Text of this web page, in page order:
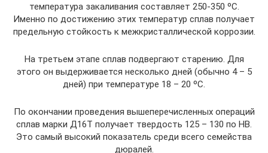
температура закаливания составляет 250-350 ºC.
Именно по достижению этих температур сплав получает
предельную стойкость к межкристаллической коррозии.
На третьем этапе сплав подвергают старению. Для
этого он выдерживается несколько дней (обычно 4 – 5
дней) при температуре 18 – 20 ºC.
По окончании проведения вышеперечисленных операций
сплав марки Д16Т получает твердость 125 – 130 по НВ.
Это самый высокий показатель среди всего семейства
дюралей.